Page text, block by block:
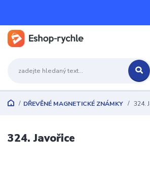
DŘEVĚNÉ MAGNETICKÉ ZNÁMKY 324.
324. Javořice